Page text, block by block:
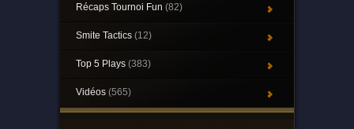
Récaps Tournoi Fun (82)
Smite Tactics (12)
Top 5 Plays (383)
Vidéos (565)